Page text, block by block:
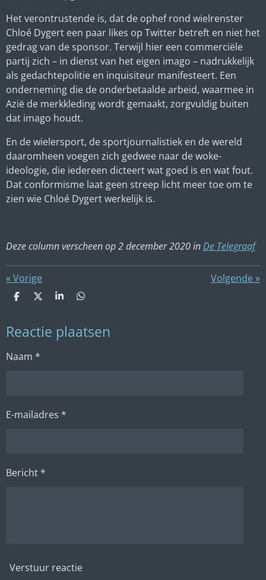
Het verontrustende is, dat de ophef rond wielrenster
Chloé Dygert een paar likes op Twitter betreft en niet het
gedrag van de sponsor. Terwijl hier een commerciële
partij zich – in dienst van het eigen imago – nadrukkelijk
als gedachtepolitie en inquisiteur manifesteert. Een
onderneming die de onderbetaalde arbeid, waarmee in
Azië de merkkleding wordt gemaakt, zorgvuldig buiten
dat imago houdt.
En de wielersport, de sportjournalistiek en de wereld
daaromheen voegen zich gedwee naar de woke-
ideologie, die iedereen dicteert wat goed is en wat fout.
Dat conformisme laat geen streep licht meer toe om te
zien wie Chloé Dygert werkelijk is.
Deze column verscheen op 2 december 2020 inDe Telegraaf
« Vorige Volgende »
D
e
n
D
l
S
r
e
D
e
n
Reactie plaatsen
Naam *
E-mailadres *
Bericht *
Verstuur reactie